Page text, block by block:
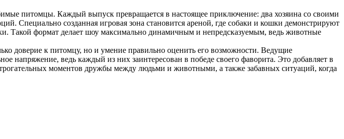
питомцы. Каждый выпуск превращается в настоящее приключение: два хозяина со своими
Специально созданная игровая зона становится ареной, где собаки и кошки демонстрируют
Такой формат делает шоу максимально динамичным и непредсказуемым, ведь животные
доверие к питомцу, но и умение правильно оценить его возможности. Ведущие
напряжение, ведь каждый из них заинтересован в победе своего фаворита. Это добавляет в
моментов дружбы между людьми и животными, а также забавных ситуаций, когда